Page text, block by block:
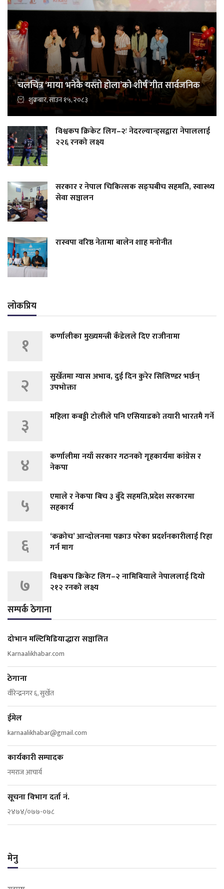
चलचित्र ‘माया भनेकै यस्तो होला’को शीर्ष गीत सार्वजनिक
शुक्रबार, साउन १५, २०८३
विश्वकप क्रिकेट लिग–२ः नेदरल्यान्ड्सद्वारा नेपाललाई
२२६ रनको लक्ष्य
सरकार र नेपाल चिकित्सक सङ्घबीच सहमति, स्वास्थ्य
सेवा सञ्चालन
रास्वपा वरिष्ठ नेतामा बालेन शाह मनोनीत
लोकप्रिय
१ कर्णालीका मुख्यमन्त्री कँडेलले दिए राजीनामा
२
सुर्खेतमा ग्यास अभाव, दुई दिन कुरेर सिलिण्डर भर्छन्
उपभोक्ता
३ महिला कबड्डी टोलीले पनि एसियाडको तयारी भारतमै गर्ने
४
कर्णालीमा नयाँ सरकार गठनको गृहकार्यमा कांग्रेस र
नेकपा
५
एमाले र नेकपा बिच ३ बुँदे सहमति,प्रदेश सरकारमा
सहकार्य
६
‘कक्रोच’ आन्दोलनमा पक्राउ परेका प्रदर्शनकारीलाई रिहा
गर्न माग
७
विश्वकप क्रिकेट लिग–२ नामिबियाले नेपाललाई दियो
२१२ रनको लक्ष्य
सम्पर्क ठेगाना
दोभान मल्टिमिडियाद्धारा सञ्चालित
Karnaalikhabar.com
ठेगाना
वीरेन्द्रनगर ६, सुर्खेत
ईमेल
karnaalikhabar@gmail.com
कार्यकारी सम्पादक
नमराज आचार्य
सूचना विभाग दर्ता नं.
२४७४/०७७-०७८
मेनु